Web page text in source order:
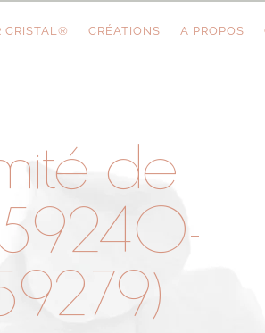
CRÉATIONS A PROPOS
de
59240-